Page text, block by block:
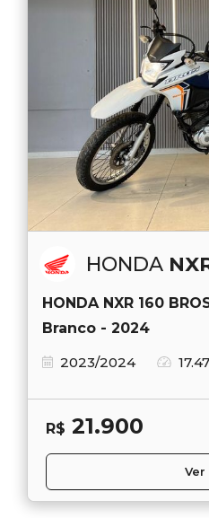
HONDA
HONDA NXR 160
Branco - 2024
2023/2024
R$ 21.900
Ver